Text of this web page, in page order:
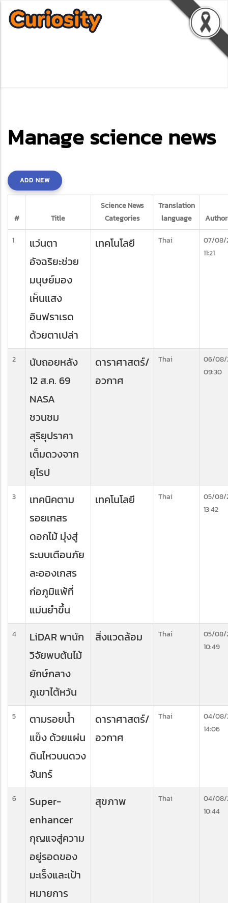
Manage science news
ADD NEW
# Title
Science News
Categories
Translation
language
1
แว่นตา
อัจฉริยะช่วย
มนุษย์มอง
เห็นแสง
อินฟราเรด
ด้วยตาเปล่า
เทคโนโลยี Thai
07/08/
11:21
2
นับถอยหลัง
12 ส.ค. 69
NASA
ชวนชม
สุริยุปราคา
เต็มดวงจาก
ยุโรป
ดาราศาสตร์/
อวกาศ
Thai
06/08/
09:30
3
เทคนิคตาม
รอยเกสร
ดอกไม้ มุ่งสู่
ระบบเตือนภัย
ละอองเกสร
ก่อภูมิแพ้ที่
แม่นยำขึ้น
เทคโนโลยี Thai
05/08/
13:42
4
LiDAR พานัก
วิจัยพบต้นไม้
ยักษ์กลาง
ภูเขาไต้หวัน
สิ่งแวดล้อม Thai
05/08/
10:49
5
ตามรอยน้ำ
แข็ง ด้วยแผ่น
ดินไหวบนดวง
จันทร์
ดาราศาสตร์/
อวกาศ
Thai
04/08/
14:06
6
Super-
enhancer
กุญแจสู่ความ
อยู่รอดของ
มะเร็งและเป้า
หมายการ
สุขภาพ Thai
04/08/
10:44